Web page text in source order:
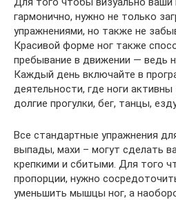
гармонично, нужно не только
упражнениями, но также не
Красивой форме ног также
пребывание в движении — ведь
Каждый день включайте в
деятельности, где ноги
долгие прогулки, бег, танцы,
Все стандартные упражнения
выпады, махи – могут сделать
крепкими и сбитыми. Для того
пропорции, нужно
уменьшить мышцы ног, а